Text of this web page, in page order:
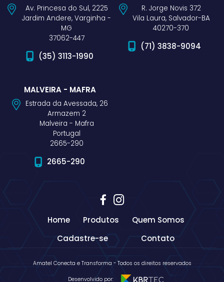
Av. Princesa do Sul, 2225
Jardim Andere, Varginha -
MG
37062-447
(35) 3113-1990
R. Jorge Novis 372
Vila Laura, Salvador-BA
40270-370
(71) 3838-9094
MALVEIRA - MAFRA
Estrada da Avessada, 26
Armazem 2
Malveira - Mafra
Portugal
2665-290
2665-290
Home Produtos
Quem Somos
Cadastre-se
Contato
Amatel Conecta e Transforma - Todos os direitos reservados
Desenvolvido por: